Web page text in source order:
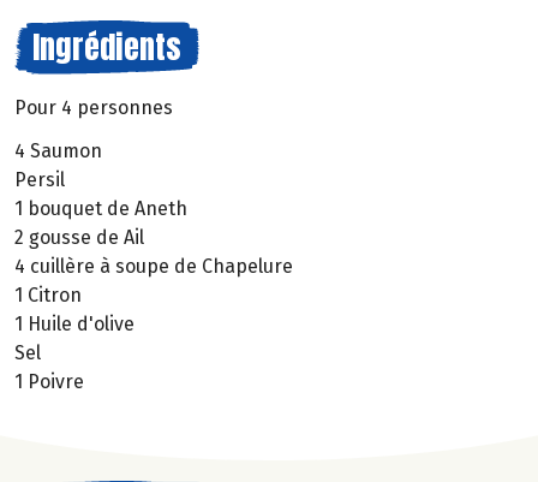
Ingrédients
Pour 4 personnes
4 Saumon
Persil
1 bouquet de Aneth
2 gousse de Ail
4 cuillère à soupe de Chapelure
1 Citron
1 Huile d'olive
Sel
1 Poivre